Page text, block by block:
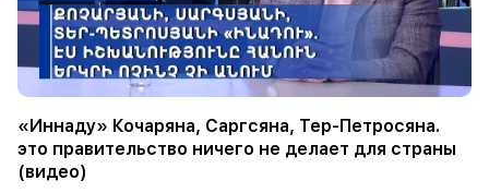
«Иннаду» Кочаряна, Саргсяна, Тер-Петросяна.
это правительство ничего не делает для страны
(видео)